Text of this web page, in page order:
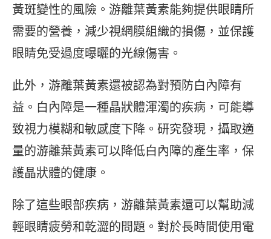
黃斑變性的風險。游離葉黃素能夠提供眼睛所
需要的營養，減少視網膜組織的損傷，並保護
眼睛免受過度曝曬的光線傷害。
此外，游離葉黃素還被認為對預防白內障有
益。白內障是一種晶狀體渾濁的疾病，可能導
致視力模糊和敏感度下降。研究發現，攝取適
量的游離葉黃素可以降低白內障的產生率，保
護晶狀體的健康。
除了這些眼部疾病，游離葉黃素還可以幫助減
輕眼睛疲勞和乾澀的問題。對於長時間使用電